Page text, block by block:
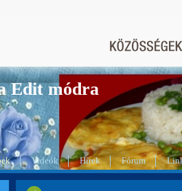
Edit módra
Videók Hírek Fórum